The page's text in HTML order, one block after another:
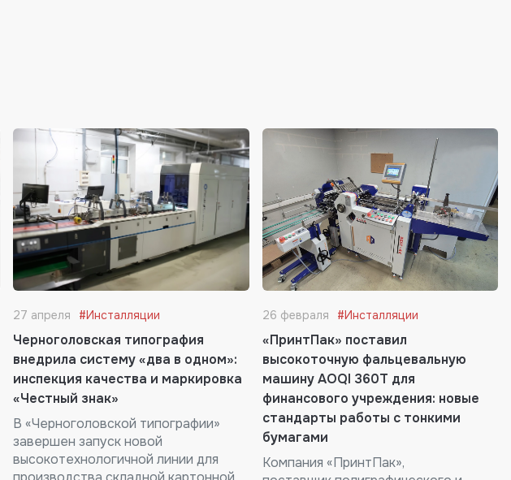
27 апреля #Инсталляции
Черноголовская типография
внедрила систему «два в одном»:
инспекция качества и маркировка
«Честный знак»
В «Черноголовской типографии»
завершен запуск новой
высокотехнологичной линии для
26 февраля #Инсталляции
«ПринтПак» поставил
высокоточную фальцевальную
машину AOQI 360T для
финансового учреждения: новые
стандарты работы с тонкими
бумагами
Компания «ПринтПак»,